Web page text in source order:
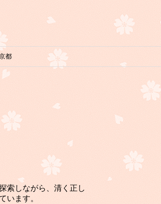
都
索しながら、清く正し
います。